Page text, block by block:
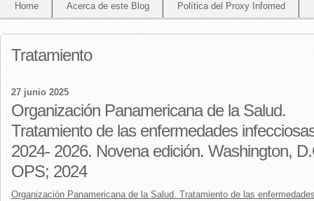
Home Acerca de este Blog Política del Proxy Infomed
Tratamiento
27 junio 2025
Organización Panamericana de la Salud.
Tratamiento de las enfermedades
2024- 2026. Novena edición. Washington,
OPS; 2024
Organización Panamericana de la Salud. Tratamiento de las